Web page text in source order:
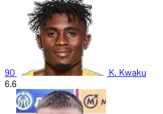
90
K. Kwaku
6.6